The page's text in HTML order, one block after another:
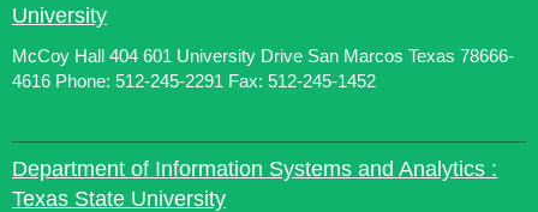
University
McCoy Hall 404 601 University Drive San Marcos Texas 78666-
4616 Phone: 512-245-2291 Fax: 512-245-1452
Department of Information Systems and Analytics :
Texas State University